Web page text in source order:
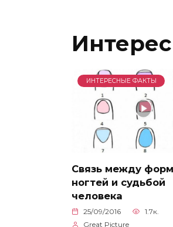
ИНТЕРЕСНЫЕ ФАКТЫ
Связь между
ногтей и судьбой
человека
25/09/2016
1.7к.
Great Picture